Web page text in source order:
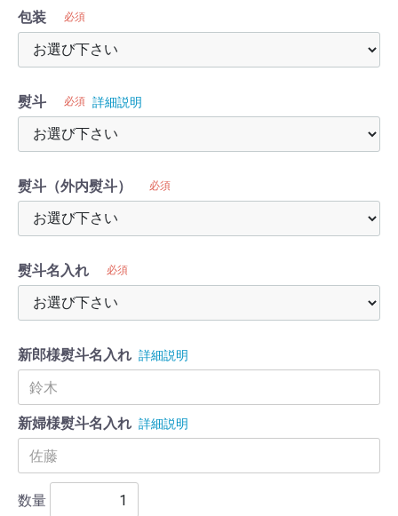
包装 必須
熨斗 必須 詳細説明
熨斗（外内熨斗） 必須
熨斗名入れ 必須
新郎様熨斗名入れ 詳細説明
新婦様熨斗名入れ 詳細説明
数量